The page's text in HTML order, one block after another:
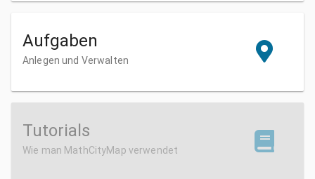
Aufgaben
Anlegen und Verwalten
Tutorials
Wie man MathCityMap verwendet